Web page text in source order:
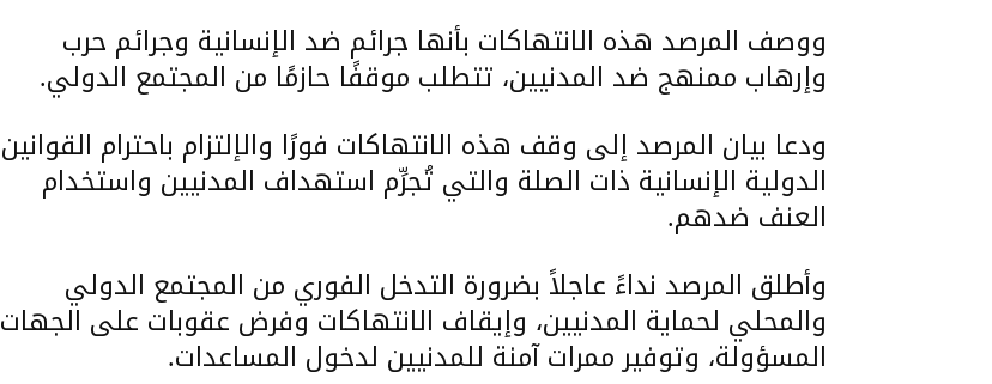
ووصف المرصد هذه الانتهاكات بأنها جرائم ضد الإنسانية وجرائم حرب
وإرهاب ممنهج ضد المدنيين، تتطلب موقفًا حازمًا من المجتمع الدولي.
ودعا بيان المرصد إلى وقف هذه الانتهاكات فورًا والإلتزام باحترام القوانين
الدولية الإنسانية ذات الصلة والتي تُجرِّم استهداف المدنيين واستخدام
العنف ضدهم.
وأطلق المرصد نداءً عاجلاً بضرورة التدخل الفوري من المجتمع الدولي
والمحلي لحماية المدنيين، وإيقاف الانتهاكات وفرض عقوبات على الجهات
المسؤولة، وتوفير ممرات آمنة للمدنيين لدخول المساعدات.